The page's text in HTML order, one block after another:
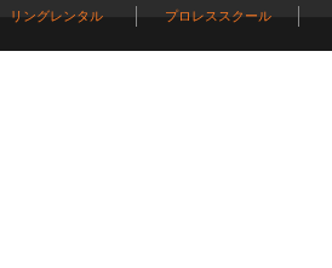
リングレンタル プロレススクール